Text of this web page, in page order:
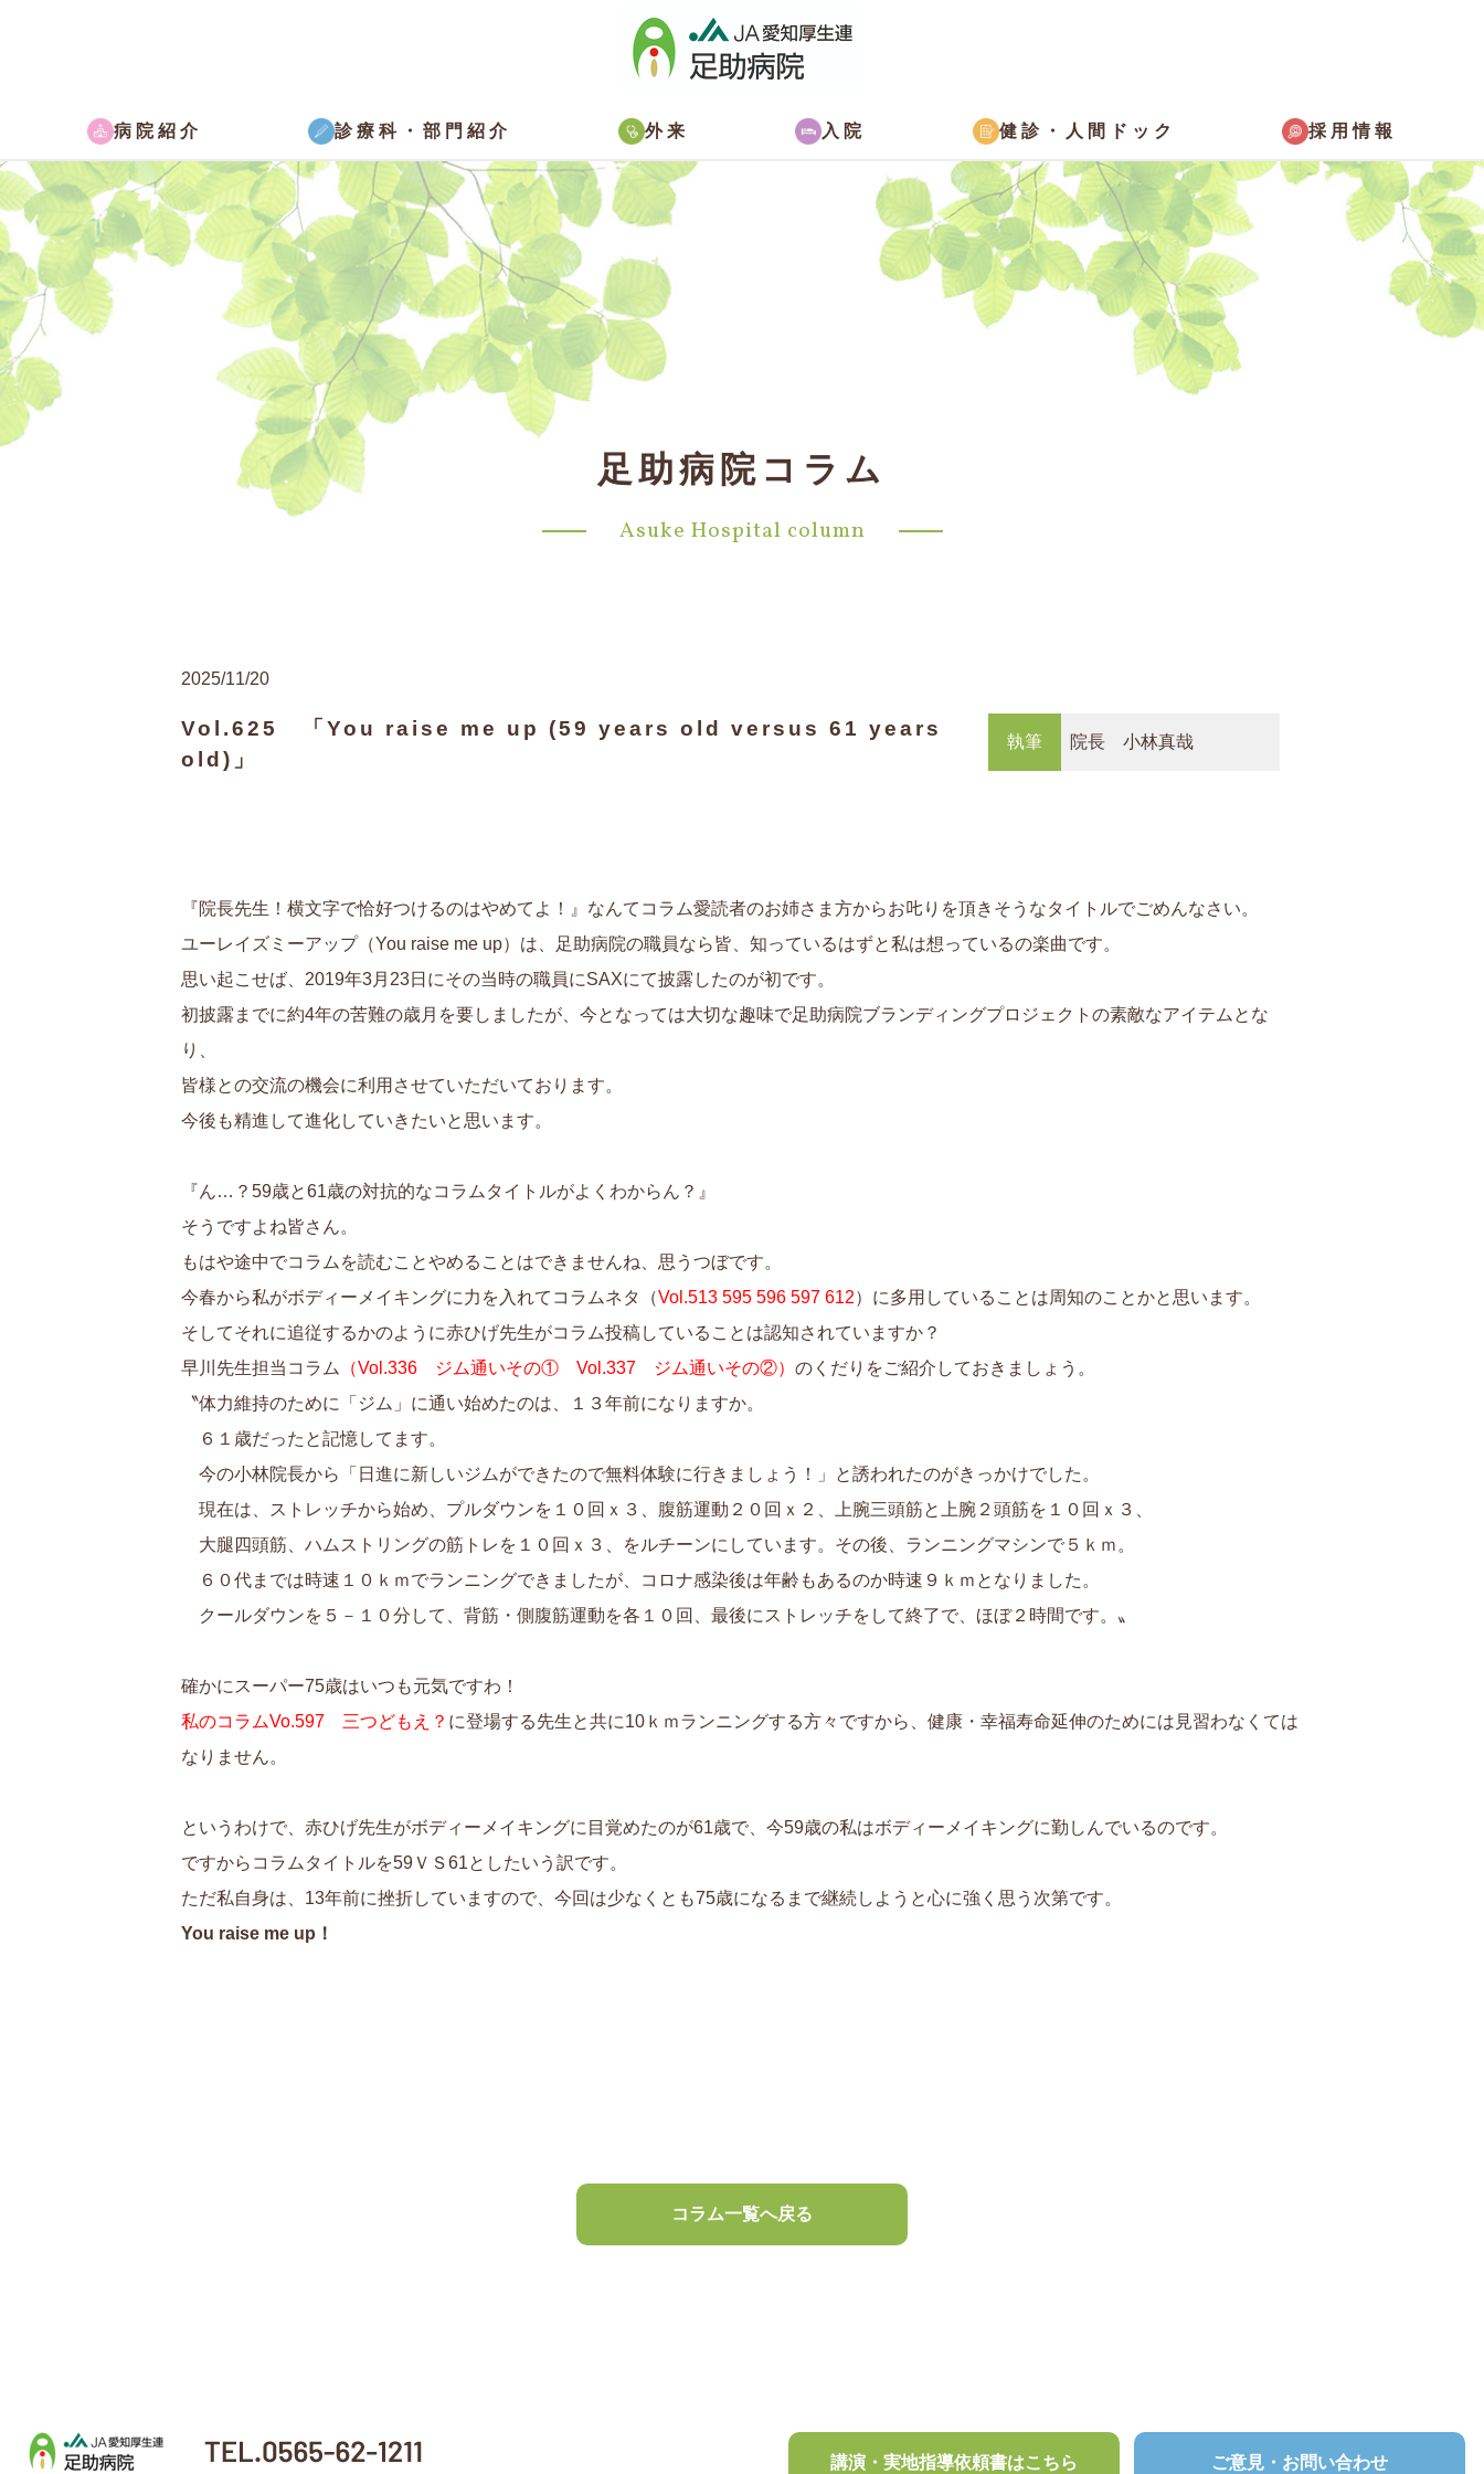
病院紹介 診療科・部門紹介 外来 入院 健診・ 人間ドック 採用情報
足助病院コラム
Asuke Hospital column
2025/11/20
Vol.625 「You raise me up (59 years old versus 61 years
old)」
執筆 院長 小林真哉
『院長先生！横文字で恰好つけるのはやめてよ！』なんてコラム愛読者のお姉さま方からお𠮟りを頂きそうなタイトルでごめんなさい。
ユーレイズミーアップ（You raise me up）は、足助病院の職員なら皆、知っているはずと私は想っているの楽曲です。
思い起こせば、2019年3月23日にその当時の職員にSAXにて披露したのが初です。
初披露までに約4年の苦難の歳月を要しましたが、今となっては大切な趣味で足助病院ブランディングプロジェクトの素敵なアイテムとな
り、
皆様との交流の機会に利用させていただいております。
今後も精進して進化していきたいと思います。
『ん…？59歳と61歳の対抗的なコラムタイトルがよくわからん？』
そうですよね皆さん。
もはや途中でコラムを読むことやめることはできませんね、思うつぼです。
今春から私がボディーメイキングに力を入れてコラムネタ（Vol.513 595596 597 612）に多用していることは周知のことかと思います。
そしてそれに追従するかのように赤ひげ先生がコラム投稿していることは認知されていますか？
早川先生担当コラム
（Vol.336 ジム通いその① Vol.337 ジム通いその②）のくだりをご紹介しておきましょう。
〝体力維持のために「ジム」に通い始めたのは、１３年前になりますか。
６１歳だったと記憶してます。
今の小林院長から「日進に新しいジムができたので無料体験に行きましょう！」と誘われたのがきっかけでした。
現在は、ストレッチから始め、プルダウンを１０回ｘ３、腹筋運動２０回ｘ２、上腕三頭筋と上腕２頭筋を１０回ｘ３、
大腿四頭筋、ハムストリングの筋トレを１０回ｘ３、をルチーンにしています。その後、ランニングマシンで５ｋｍ。
６０代までは時速１０ｋｍでランニングできましたが、コロナ感染後は年齢もあるのか時速９ｋｍとなりました。
クールダウンを５－１０分して、背筋・側腹筋運動を各１０回、最後にストレッチをして終了で、ほぼ２時間です。〟
確かにスーパー75歳はいつも元気ですわ！
私のコラムVo.597 三つどもえ？ に登場する先生と共に10ｋｍランニングする方々ですから、健康・幸福寿命延伸のためには見習わなくては
なりません。
というわけで、赤ひげ先生がボディーメイキングに目覚めたのが61歳で、今59歳の私はボディーメイキングに勤しんでいるのです。
ですからコラムタイトルを59ＶＳ61としたいう訳です。
ただ私自身は、13年前に挫折していますので、今回は少なくとも75歳になるまで継続しようと心に強く思う次第です。
You raise me up！
コラム一覧へ戻る
講演・実地指導依頼書はこちら ご意見・お問い合わせ